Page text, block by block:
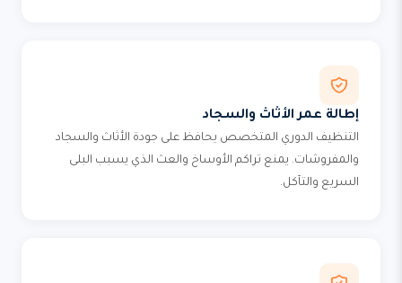
إطالة عمر الأثاث والسجاد
التنظيف الدوري المتخصص يحافظ على جودة الأثاث والسجاد
والمفروشات. يمنع تراكم الأوساخ والعث الذي يسبب البلى
السريع والتآكل.